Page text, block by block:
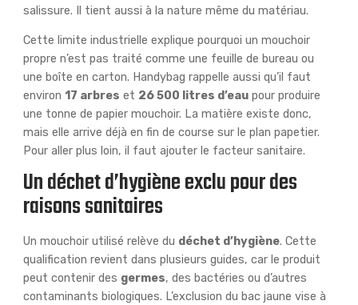
salissure. Il tient aussi à la nature même du matériau.
Cette limite industrielle explique pourquoi un mouchoir
propre n’est pas traité comme une feuille de bureau ou
une boîte en carton. Handybag rappelle aussi qu’il faut
environ 17 arbres et 26 500 litres d’eaupour produire
une tonne de papier mouchoir. La matière existe donc,
mais elle arrive déjà en fin de course sur le plan papetier.
Pour aller plus loin, il faut ajouter le facteur sanitaire.
Un déchet d’hygiène exclu pour des
raisons sanitaires
Un mouchoir utilisé relève du déchet d’hygiène. Cette
qualification revient dans plusieurs guides, car le produit
peut contenir des germes, des bactéries ou d’autres
contaminants biologiques. L’exclusion du bac jaune vise à